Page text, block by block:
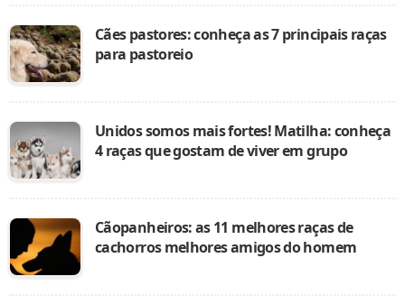
Cães pastores: conheça as 7 principais raças
para pastoreio
Unidos somos mais fortes! Matilha: conheça
4 raças que gostam de viver em grupo
Cãopanheiros: as 11 melhores raças de
cachorros melhores amigos do homem